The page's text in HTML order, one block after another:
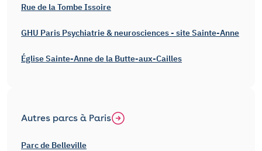
Rue de la Tombe Issoire
GHU Paris Psychiatrie & neurosciences - site Sainte-Anne
Église Sainte-Anne de la Butte-aux-Cailles
Autres parcs à Paris
Parc de Belleville